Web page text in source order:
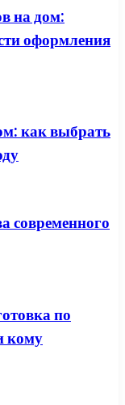
на дом:
оформления
как выбрать
современного
по
кому